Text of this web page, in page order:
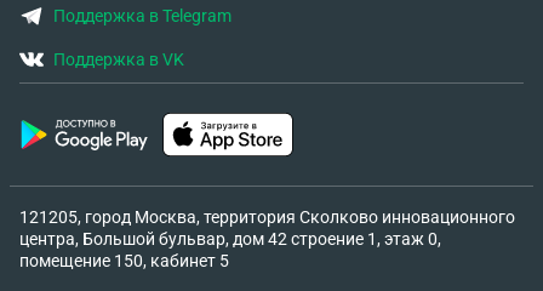
Поддержка в Telegram
Поддержка в VK
121205, город Москва, территория Сколково инновационного
центра, Большой бульвар, дом 42 строение 1, этаж 0,
помещение 150, кабинет 5